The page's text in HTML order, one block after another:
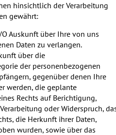
hinsichtlich der Verarbeitung
gewährt:
Auskunft über Ihre von uns
Daten zu verlangen.
über die
der personenbezogenen
gegenüber denen Ihre
werden, die geplante
Rechts auf Berichtigung,
oder Widerspruch,
die Herkunft ihrer Daten,
wurden, sowie über das